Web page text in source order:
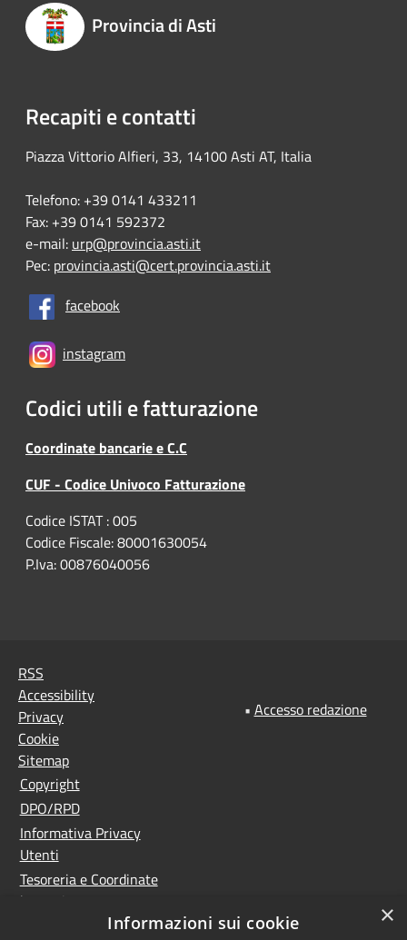
Provincia di Asti
Recapiti e contatti
Piazza Vittorio Alfieri, 33, 14100 Asti AT, Italia
Telefono: +39 0141 433211
Fax: +39 0141 592372
e-mail: urp@provincia.asti.it
Pec: provincia.asti@cert.provincia.asti.it
facebook
instagram
Codici utili e fatturazione
Coordinate bancarie e C.C
CUF - Codice Univoco Fatturazione
Codice ISTAT : 005
Codice Fiscale: 80001630054
P.Iva: 00876040056
RSS
Accessibility
Privacy
Cookie
Sitemap
Copyright
DPO/RPD
Informativa Privacy
Utenti
Tesoreria e Coordinate
bancarie
Controlla la tua posta
• Accesso redazione
×
Informazioni sui cookie